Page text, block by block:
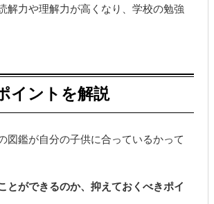
解力や理解力が高くなり、学校の勉強
イントを解説
図鑑が自分の子供に合っているかって
とができるのか、抑えておくべきポイ